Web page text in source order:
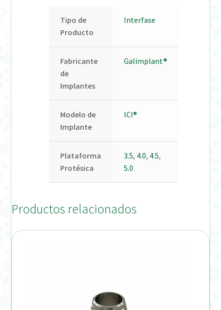
Tipo de
Producto
Interfase
Fabricante
de
Implantes
Galimplant®
Modelo de
Implante
ICI®
Plataforma
Protésica
3.5, 4.0, 4.5,
5.0
Productos relacionados